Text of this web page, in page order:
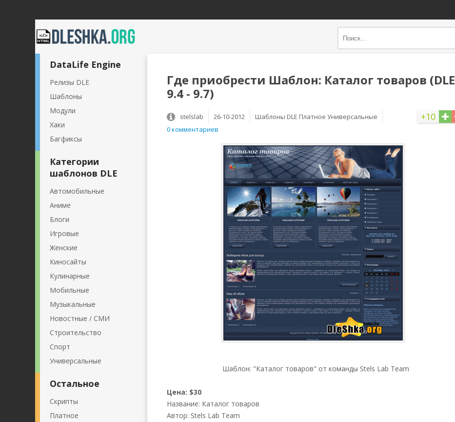
Где приобрести Шаблон: Каталог товаров (DLE
9.4 - 9.7)
+10
stelslab 26-10-2012
Шаблоны DLE Платное Универсальные
0 комментариев
Шаблон: "Каталог товаров" от команды Stels Lab Team
Цена: $30
Название: Каталог товаров
Автор: Stels Lab Team
DataLife Engine
Релизы DLE
Шаблоны
Модули
Хаки
Багфиксы
Категории
шаблонов DLE
Автомобильные
Аниме
Блоги
Игровые
Женские
Киносайты
Кулинарные
Мобильные
Музыкальные
Новостные / СМИ
Строительство
Спорт
Универсальные
Остальное
Скрипты
Платное